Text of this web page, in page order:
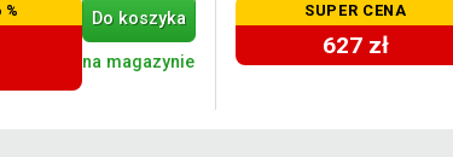
Do koszyka
na magazynie
SUPER CENA
627 zł